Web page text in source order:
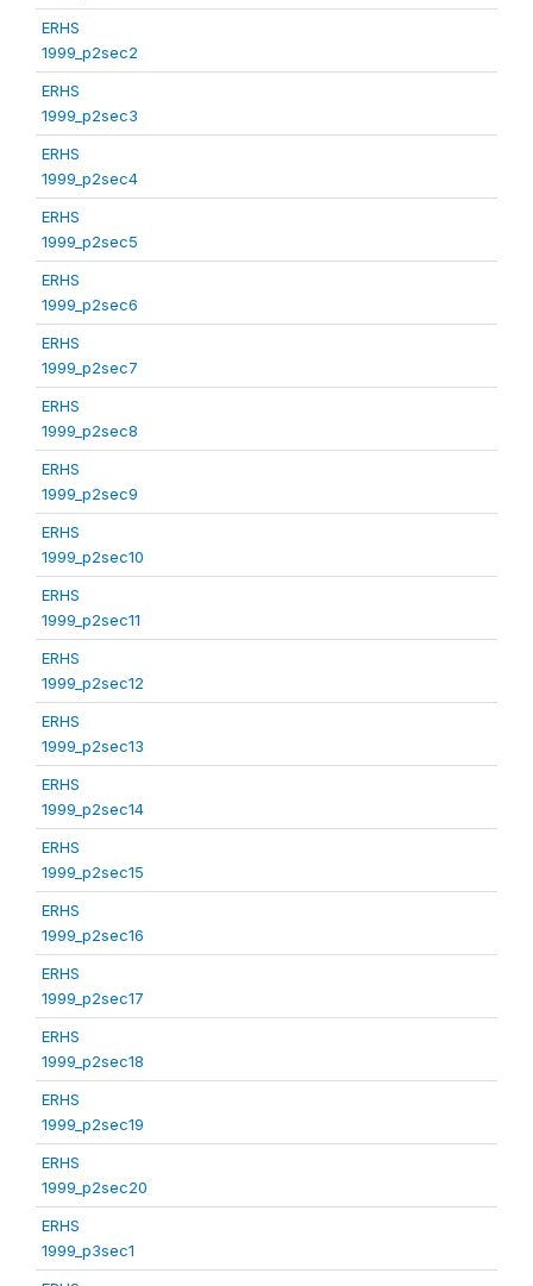
ERHS
1999_p2sec2
ERHS
1999_p2sec3
ERHS
1999_p2sec4
ERHS
1999_p2sec5
ERHS
1999_p2sec6
ERHS
1999_p2sec7
ERHS
1999_p2sec8
ERHS
1999_p2sec9
ERHS
1999_p2sec10
ERHS
1999_p2sec11
ERHS
1999_p2sec12
ERHS
1999_p2sec13
ERHS
1999_p2sec14
ERHS
1999_p2sec15
ERHS
1999_p2sec16
ERHS
1999_p2sec17
ERHS
1999_p2sec18
ERHS
1999_p2sec19
ERHS
1999_p2sec20
ERHS
1999_p3sec1